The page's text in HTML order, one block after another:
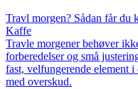
Travl morgen? Sådan får du
Kaffe
Travle morgener behøver
forberedelser og små
fast, velfungerende element
med overskud.